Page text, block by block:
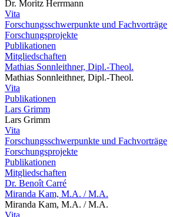
Dr. Moritz Herrmann
Vita
Forschungsschwerpunkte und Fachvorträge
Forschungsprojekte
Publikationen
Mitgliedschaften
Mathias Sonnleithner, Dipl.-Theol.
Mathias Sonnleithner, Dipl.-Theol.
Vita
Publikationen
Lars Grimm
Lars Grimm
Vita
Forschungsschwerpunkte und Fachvorträge
Forschungsprojekte
Publikationen
Mitgliedschaften
Dr. Benoît Carré
Miranda Kam, M.A. / M.A.
Miranda Kam, M.A. / M.A.
Vita